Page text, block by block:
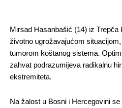
Mirsad Hasanbašić (14) iz Trepča
životno ugrožavajućom
tumorom koštanog sistema.
zahvat podrazumijeva radikalnu
ekstremiteta.
Na žalost u Bosni i Hercegovini